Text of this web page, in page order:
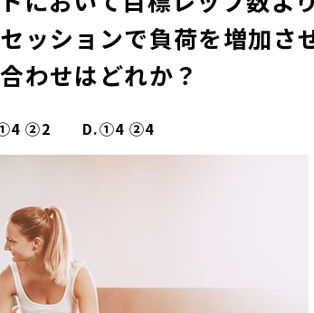
ッションで負荷を増加
わせはどれか？
②2 D.①4 ②4